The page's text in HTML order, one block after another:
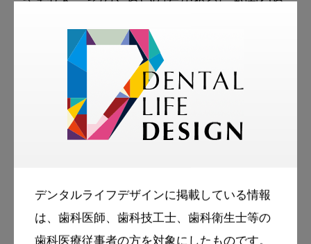
デンタルライフデザインに掲載している情報
は、歯科医師、歯科技工士、歯科衛生士等の
ず、「歯科医院に通っているから大丈夫」と
思う患者さんは意外と多く、治すのは自分自
身の歯磨きや生活習慣の改善だと分かってい
ただくのがとても難しいのです。患者さんの
状態に合わせて何をすべきか、セルフケアの
いますが、それを正しく実践していただきた
いですね。
私たちは、口腔内だけでなく、全身の疾患や